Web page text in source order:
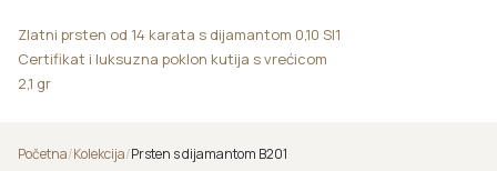
Zlatni prsten od 14 karata s dijamantom 0,10 SI1
Certifikat i luksuzna poklon kutija s vrećicom
2,1 gr
Početna/Kolekcija/Prsten s dijamantom B201